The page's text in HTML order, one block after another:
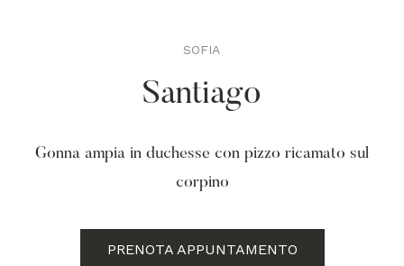
,
SOFIA
Santiago
Gonna ampia in duchesse con pizzo ricamato sul
corpino
PRENOTA APPUNTAMENTO